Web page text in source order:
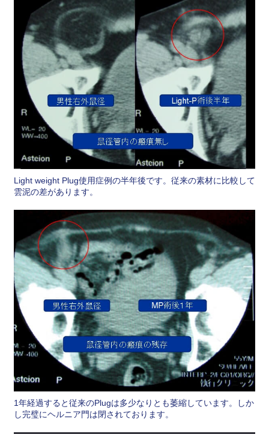
Light weight Plug使用症例の半年後です。従来の素材に比較して
雲泥の差があります。
1年経過すると従来のPlugは多少なりとも萎縮しています。しか
し完璧にヘルニア門は閉されております。